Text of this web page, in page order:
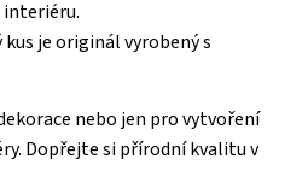
kus je originál vyrobený s
nebo jen pro vytvoření
Dopřejte si přírodní kvalitu v